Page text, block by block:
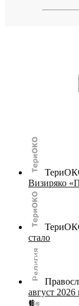
Визиряко
стало
август 2026